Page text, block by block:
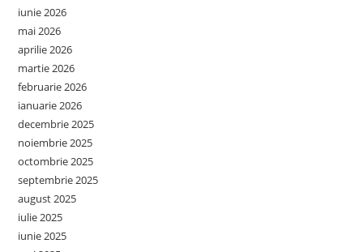
iunie 2026
mai 2026
aprilie 2026
martie 2026
februarie 2026
ianuarie 2026
decembrie 2025
noiembrie 2025
octombrie 2025
septembrie 2025
august 2025
iulie 2025
iunie 2025